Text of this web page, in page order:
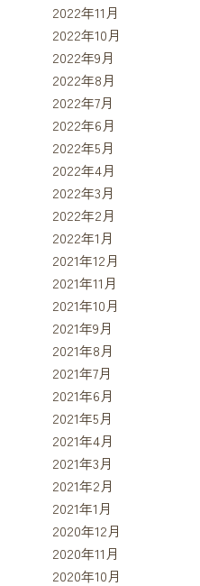
2022年11月
2022年10月
2022年9月
2022年8月
2022年7月
2022年6月
2022年5月
2022年4月
2022年3月
2022年2月
2022年1月
2021年12月
2021年11月
2021年10月
2021年9月
2021年8月
2021年7月
2021年6月
2021年5月
2021年4月
2021年3月
2021年2月
2021年1月
2020年12月
2020年11月
2020年10月